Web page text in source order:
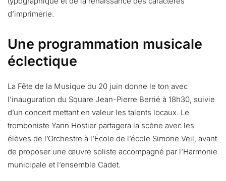
d’imprimerie.
Une programmation musicale
éclectique
La Fête de la Musique du 20 juin donne le ton avec
l’inauguration du Square Jean-Pierre Berrié à 18h30, suivie
d’un concert mettant en valeur les talents locaux. Le
tromboniste Yann Hostier partagera la scène avec les
élèves de l’Orchestre à l’École de l’école Simone Veil, avant
de proposer une œuvre soliste accompagné par l’Harmonie
municipale et l’ensemble Cadet.